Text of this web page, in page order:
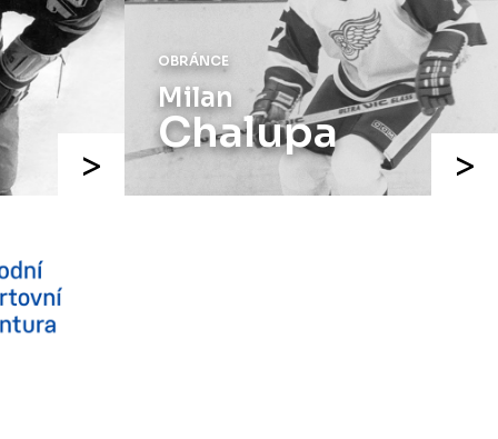
OBRÁNCE
Milan
Chalupa